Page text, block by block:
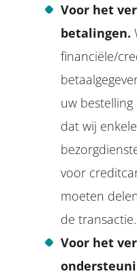
Voor het
betalingen.
financiële/
uw
dat wij
voor
moeten
de transactie.
Voor het